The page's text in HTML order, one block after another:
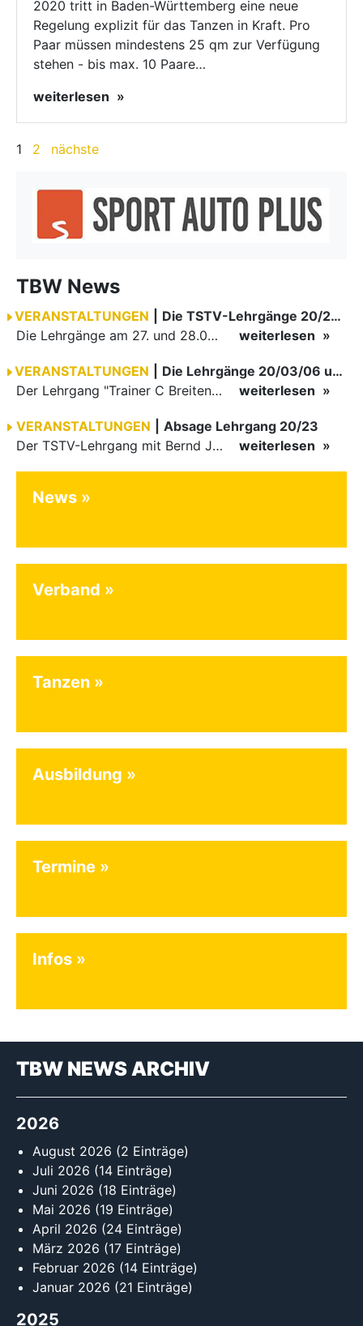
2020 tritt in Baden-Württemberg eine neue
Regelung explizit für das Tanzen in Kraft. Pro
Paar müssen mindestens 25 qm zur Verfügung
stehen - bis max. 10 Paare…
weiterlesen
1 2 nächste
TBW News
VERANSTALTUNGEN
Die TSTV-Lehrgänge 20/24 - 20/27 werden durchgeführt.
Die Lehrgänge am 27. und 28.06.2020 können mit eingeschränkter Teilnehmerzahl stattfinden.
weiterlesen
VERANSTALTUNGEN
Die Lehrgänge 20/03/06 und 20/28 können stattfinden.
Der Lehrgang "Trainer C Breitensport Neu: Basismodul" vom 06. - 10.07.2020 und der Lehrgang mit Bernd Junghans: "Interessante Choreographien und Verbindungen für fortgeschrittene Hobbygruppen" vom 10. -…
weiterlesen
VERANSTALTUNGEN
Absage Lehrgang 20/23
Der TSTV-Lehrgang mit Bernd Junghans und Marius Wrobel: "Salsa, Unterrichtsmethoden" muss leider abgesagt werden.
weiterlesen
News
Verband
Tanzen
Ausbildung
Termine
Infos
TBW NEWS ARCHIV
2026
August 2026 (2 Einträge)
Juli 2026 (14 Einträge)
Juni 2026 (18 Einträge)
Mai 2026 (19 Einträge)
April 2026 (24 Einträge)
März 2026 (17 Einträge)
Februar 2026 (14 Einträge)
Januar 2026 (21 Einträge)
2025